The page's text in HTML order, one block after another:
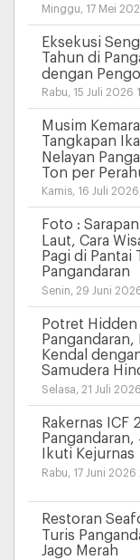
Minggu, 17 Mei
Eksekusi
Tahun di
dengan
Rabu, 15 Juli 2026
Musim
Tangkapan
Nelayan
Ton per
Kamis, 16 Juli 2026
Foto :
Laut, Cara
Pagi di Pantai
Pangandaran
Senin, 29 Juni
Potret Hidden
Pangandaran,
Kendal
Samudera
Selasa, 21 Juli
Rakernas ICF
Ikuti Kejurnas
Rabu, 17 Juni
Restoran
Turis
Jago Merah